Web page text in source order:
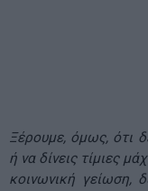
Ξέρουμε, όμως, ότι
ή να δίνεις τίμιες
κοινωνική γείωση,